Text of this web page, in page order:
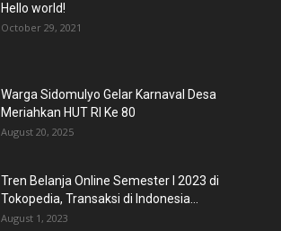
Hello world!
October 29, 2021
Warga Sidomulyo Gelar Karnaval Desa
Meriahkan HUT RI Ke 80
August 20, 2025
Tren Belanja Online Semester I 2023 di
Tokopedia, Transaksi di Indonesia...
August 1, 2023